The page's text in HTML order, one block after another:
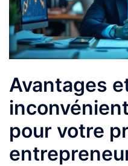
Avantages
pour votre